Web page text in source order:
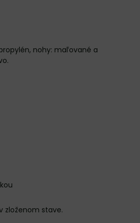
nohy: maľované a
zloženom stave.